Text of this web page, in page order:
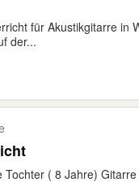
für Akustikgitarre in
der...
Tochter ( 8 Jahre)